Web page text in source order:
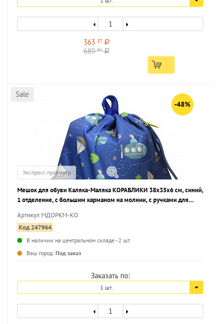
363 37 a
68994 a
Sale
-48%
Экспресс-просмотр
Мешок для обуви Каляка-Маляка КОРАБЛИКИ 38x35x6 см, синий,
1 отделение, с большим карманом на молнии, с ручками для
Артикул МДОРКМ-КО
Код 247964
В наличии на центральном складе - 2 шт.
Ваш город: Под заказ
Заказать по:
1 шт.